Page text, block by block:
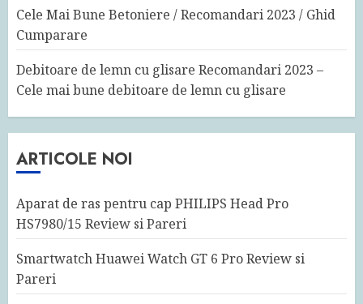
Cele Mai Bune Betoniere / Recomandari 2023 / Ghid
Cumparare
Debitoare de lemn cu glisare Recomandari 2023 –
Cele mai bune debitoare de lemn cu glisare
ARTICOLE NOI
Aparat de ras pentru cap PHILIPS Head Pro
HS7980/15 Review si Pareri
Smartwatch Huawei Watch GT 6 Pro Review si
Pareri